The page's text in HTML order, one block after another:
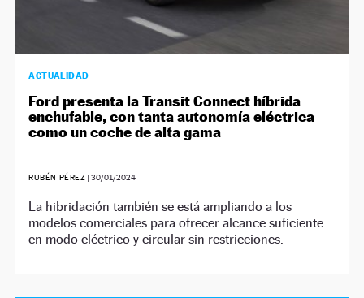
ACTUALIDAD
Ford presenta la Transit Connect híbrida
enchufable, con tanta autonomía eléctrica
como un coche de alta gama
RUBÉN PÉREZ |30/01/2024
La hibridación también se está ampliando a los
modelos comerciales para ofrecer alcance suficiente
en modo eléctrico y circular sin restricciones.